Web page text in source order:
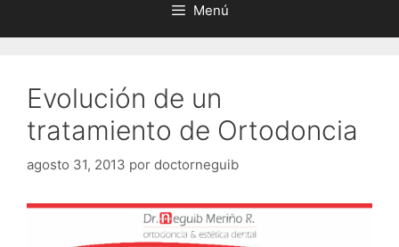
Menú
Evolución de un
tratamiento de Ortodoncia
agosto 31, 2013 por doctorneguib